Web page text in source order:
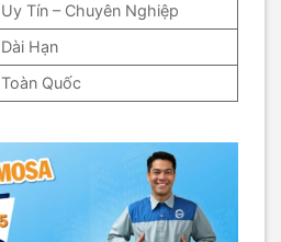
Uy Tín – Chuyên Nghiệp
Dài Hạn
Toàn Quốc